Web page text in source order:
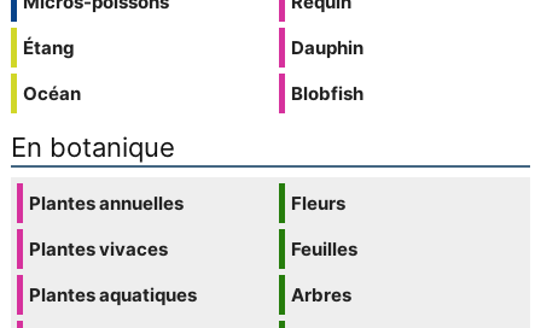
Étang
Océan
Dauphin
Blobfish
En botanique
Plantes annuelles
Plantes vivaces
Plantes aquatiques
Fleurs
Feuilles
Arbres